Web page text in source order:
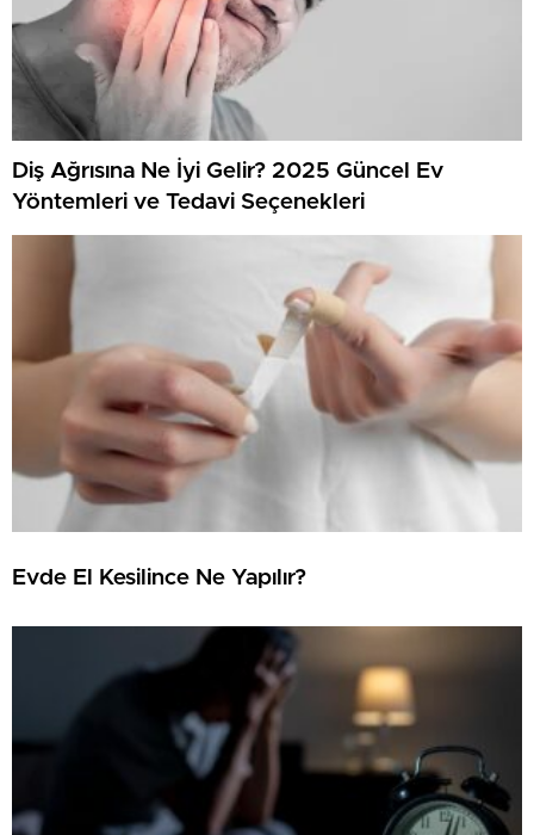
Diş Ağrısına Ne İyi Gelir? 2025 Güncel Ev
Yöntemleri ve Tedavi Seçenekleri
Evde El Kesilince Ne Yapılır?